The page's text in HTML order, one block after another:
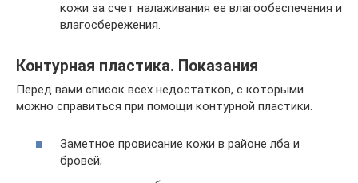
кожи за счет налаживания ее влагообеспечения и
влагосбережения.
Контурная пластика. Показания
Перед вами список всех недостатков, с которыми
можно справиться при помощи контурной пластики.
Заметное провисание кожи в районе лба и
бровей;